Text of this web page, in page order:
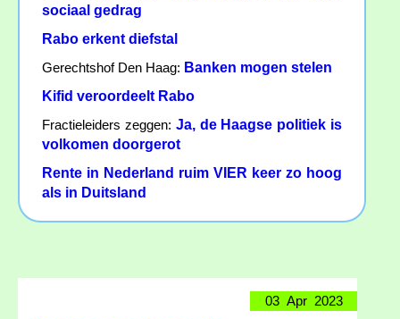
sociaal gedrag
Rabo erkent diefstal
Gerechtshof Den Haag: Banken mogen stelen
Kifid veroordeelt Rabo
Fractieleiders zeggen: Ja, de Haagse politiek is
volkomen doorgerot
Rente in Nederland ruim VIER keer zo hoog
als in Duitsland
03 Apr 2023